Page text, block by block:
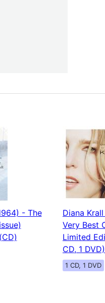
- The
Diana
Very Best
Limited
CD, 1 DVD)
1 CD, 1 DVD